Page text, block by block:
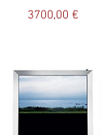
Preço
3700,00 €